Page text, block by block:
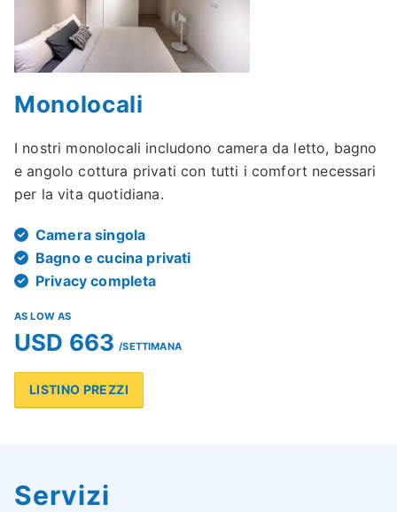
Monolocali
I nostri monolocali includono camera da letto, bagno
e angolo cottura privati con tutti i comfort necessari
per la vita quotidiana.
Camera singola
Bagno e cucina privati
Privacy completa
AS LOW AS
USD 663 /SETTIMANA
LISTINO PREZZI
Servizi